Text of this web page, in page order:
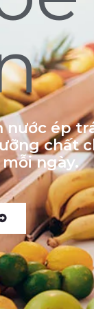
nước ép
chất
ngày.